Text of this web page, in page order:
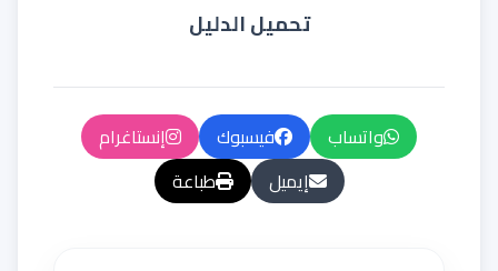
تحميل الدليل
واتساب فيسبوك
إنستاغرام
إيميل
طباعة